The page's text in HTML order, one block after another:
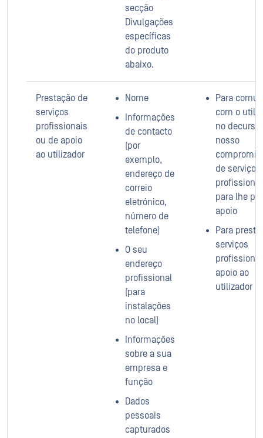
secção
Divulgações
específicas
do produto
abaixo.
Prestação de
serviços
profissionais
ou de apoio
ao utilizador
Nome
Informações
de contacto
(por
exemplo,
endereço de
correio
eletrónico,
número de
telefone)
O seu
endereço
profissional
(para
instalações
no local)
Informações
sobre a sua
empresa e
função
Dados
pessoais
capturados
Para
com o
no decurso
nosso
de serviços
para lhe
apoio
Para prestar
serviços
apoio ao
utilizador